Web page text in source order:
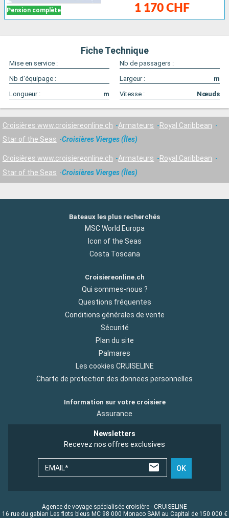
Pension complète 1 170 CHF
Fiche Technique
Mise en service :
Nb de passagers :
Nb d'équipage :
Largeur :
m
Longueur :
m Vitesse : Nœuds
Croisières www.croisiereonline.ch Armateurs
Royal Caribbean
Star of the Seas
Croisières Vierges (Îles)
Croisières www.croisiereonline.ch Armateurs
Royal Caribbean
Star of the Seas
Croisières Vierges (Îles)
Bateaux les plus recherchés
MSC World Europa
Icon of the Seas
Costa Toscana
Croisiereonline.ch
Qui sommes-nous ?
Questions fréquentes
Conditions générales de vente
Sécurité
Plan du site
Palmares
Les cookies CRUISELINE
Charte de protection des donnees personnelles
Information sur votre croisiere
Assurance
Newsletters
Recevez nos offres exclusives
EMAIL* OK
Agence de voyage spécialisée croisière - CRUISELINE
16 rue du gabian Les flots bleus MC 98 000 Monaco SAM au Capital de 150 000 €